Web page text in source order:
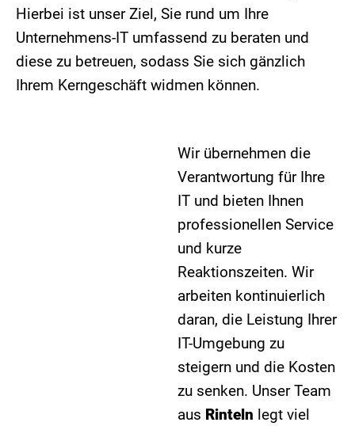
Hierbei ist unser Ziel, Sie rund um Ihre
Unternehmens-IT umfassend zu beraten und
diese zu betreuen, sodass Sie sich gänzlich
Ihrem Kerngeschäft widmen können.
Wir übernehmen die
Verantwortung für Ihre
IT und bieten Ihnen
professionellen Service
und kurze
Reaktionszeiten. Wir
arbeiten kontinuierlich
daran, die Leistung Ihrer
IT-Umgebung zu
steigern und die Kosten
zu senken. Unser Team
aus Rinteln legt viel